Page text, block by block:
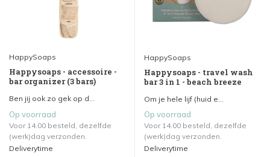
HappySoaps
Happysoaps - accessoire -
bar organizer (3 bars)
Ben jij ook zo gek op d...
Op voorraad
Voor 14.00 besteld, dezelfde
(werk)dag verzonden.
Deliverytime
HappySoaps
Happysoaps - travel wash
bar 3 in 1 - beach breeze
Om je hele lijf (huid e...
Op voorraad
Voor 14.00 besteld, dezelfde
(werk)dag verzonden.
Deliverytime